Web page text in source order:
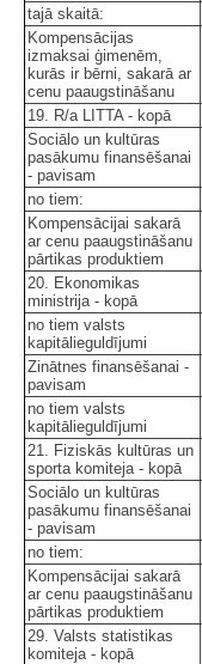
tajā skaitā:
Kompensācijas
izmaksai ģimenēm,
kurās ir bērni, sakarā ar
cenu paaugstināšanu
19. R/a LITTA - kopā
Sociālo un kultūras
pasākumu finansēšanai
- pavisam
no tiem:
Kompensācijai sakarā
ar cenu paaugstināšanu
pārtikas produktiem
20. Ekonomikas
ministrija - kopā
no tiem valsts
kapitālieguldījumi
Zinātnes finansēšanai -
pavisam
no tiem valsts
kapitālieguldījumi
21. Fiziskās kultūras un
sporta komiteja - kopā
Sociālo un kultūras
pasākumu finansēšanai
- pavisam
no tiem:
Kompensācijai sakarā
ar cenu paaugstināšanu
pārtikas produktiem
29. Valsts statistikas
komiteja - kopā